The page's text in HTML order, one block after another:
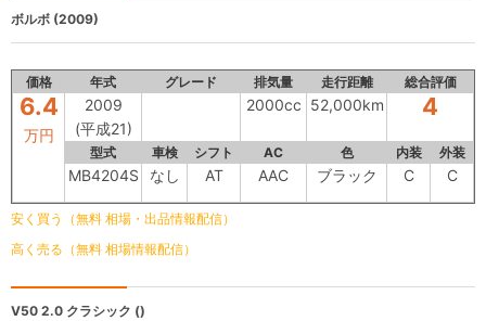
ボルボ (2009)
価格 年式 グレード 排気量 走行距離 総合評価
6.4
万円
2009
(平成21)
2000cc 52,000km 4
型式 車検 シフト AC 色 内装 外装
MB4204S なし AT AAC ブラック C C
安く買う（無料 相場・出品情報配信）
高く売る（無料 相場情報配信）
V50 2.0 クラシック ()